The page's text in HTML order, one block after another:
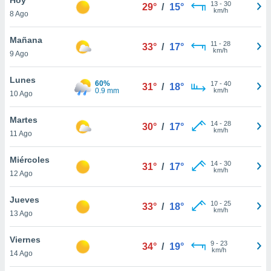
en
más
nuestra
de
cookies
aceptar
8 Ago
29° / 15° 13- 30
km/h
Mañana
9 Ago
33° / 17° 11 - 28
km/h
Lunes
10 Ago
60%
0.9 mm
31° / 18° 17- 40
km/h
Martes
11 Ago
30° / 17° 14- 28
km/h
Miércoles
12 Ago
31° / 17° 14- 30
km/h
Jueves
13 Ago
33° / 18° 10- 25
km/h
Viernes
14 Ago
34° / 19° 9- 23
km/h